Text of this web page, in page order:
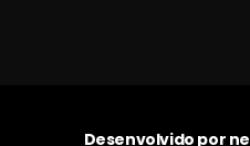
Desenvolvido por ne